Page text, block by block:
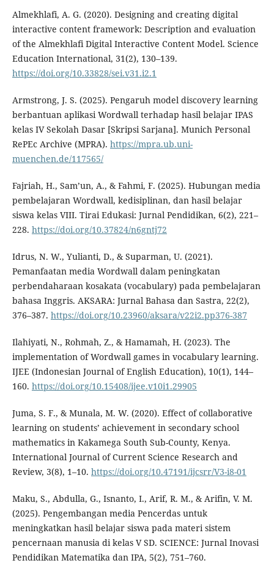
Almekhlafi, A. G. (2020). Designing and creating digital
interactive content framework: Description and evaluation
of the Almekhlafi Digital Interactive Content Model. Science
Education International, 31(2), 130–139.
https://doi.org/10.33828/sei.v31.i2.1
Armstrong, J. S. (2025). Pengaruh model discovery learning
berbantuan aplikasi Wordwall terhadap hasil belajar IPAS
kelas IV Sekolah Dasar [Skripsi Sarjana]. Munich Personal
RePEc Archive (MPRA). https://mpra.ub.uni-
muenchen.de/117565/
Fajriah, H., Sam’un, A., & Fahmi, F. (2025). Hubungan media
pembelajaran Wordwall, kedisiplinan, dan hasil belajar
siswa kelas VIII. Tirai Edukasi: Jurnal Pendidikan, 6(2), 221–
228. https://doi.org/10.37824/n6gntj72
Idrus, N. W., Yulianti, D., & Suparman, U. (2021).
Pemanfaatan media Wordwall dalam peningkatan
perbendaharaan kosakata (vocabulary) pada pembelajaran
bahasa Inggris. AKSARA: Jurnal Bahasa dan Sastra, 22(2),
376–387. https://doi.org/10.23960/aksara/v22i2.pp376-387
Ilahiyati, N., Rohmah, Z., & Hamamah, H. (2023). The
implementation of Wordwall games in vocabulary learning.
IJEE (Indonesian Journal of English Education), 10(1), 144–
160. https://doi.org/10.15408/ijee.v10i1.29905
Juma, S. F., & Munala, M. W. (2020). Effect of collaborative
learning on students’ achievement in secondary school
mathematics in Kakamega South Sub-County, Kenya.
International Journal of Current Science Research and
Review, 3(8), 1–10. https://doi.org/10.47191/ijcsrr/V3-i8-01
Maku, S., Abdulla, G., Isnanto, I., Arif, R. M., & Arifin, V. M.
(2025). Pengembangan media Pencerdas untuk
meningkatkan hasil belajar siswa pada materi sistem
pencernaan manusia di kelas V SD. SCIENCE: Jurnal Inovasi
Pendidikan Matematika dan IPA, 5(2), 751–760.